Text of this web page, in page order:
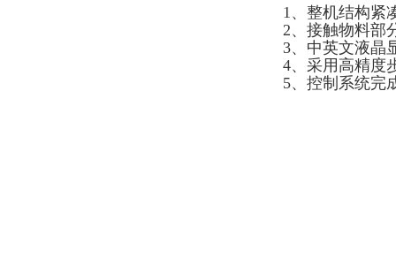
1、整机结构紧
2、接触物料部
3、中英文液晶
4、采用高精度
5、控制系统完